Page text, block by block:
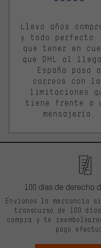
Llevo años
y todo perfecto.
que tener en
que DHL al
España pasa a
correos con
limitaciones
tiene frente a
mensajería.
100 días de derecho
Envíanos la
transcurso de 100
compra y te
pago